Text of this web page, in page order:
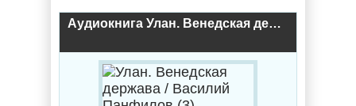
Аудиокнига Улан. Венедская держава / Василий Панфилов (3)